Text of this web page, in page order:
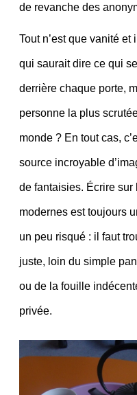
de revanche des
Tout n’est que vanité et
qui saurait dire ce qui
derrière chaque porte,
personne la plus
monde ? En tout cas,
source incroyable
de fantaisies. Écrire sur
modernes est toujours
un peu risqué : il faut
juste, loin du simple
ou de la fouille
privée.